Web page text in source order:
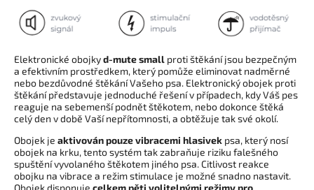
Elektronické obojkyd-mute small proti štěkání jsou bezpečným
a efektivním prostředkem, který pomůže eliminovat nadměrné
nebo bezdůvodné štěkání Vašeho psa. Elektronický obojek proti
štěkání představuje jednoduché řešení v případech, kdy Váš pes
reaguje na sebemenší podnět štěkotem, nebo dokonce štěká
celý den v době Vaší nepřítomnosti, a obtěžuje tak své okolí.
Obojek je aktivován pouze vibracemi hlasivek psa, který nosí
obojek na krku, tento systém tak zabraňuje riziku falešného
spuštění vyvolaného štěkotem jiného psa. Citlivost reakce
obojku na vibrace a režim stimulace je možné snadno nastavit.
Obojek disponuje celkem pěti volitelnými režimy pro